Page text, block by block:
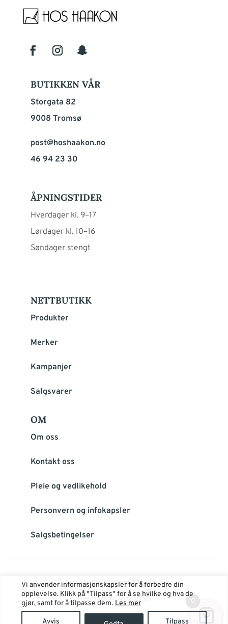
Vi anvender informasjonskapsler for å forbedre din
opplevelse. Klikk på "Tilpass" for å se hvilke og hva de
gjør, samt for å tilpasse dem. Les mer
Tilpass
Avvis
BUTIKKEN VÅR
Storgata 82
9008 Tromsø
post@hoshaakon.no
46 94 23 30
ÅPNINGSTIDER
Hverdager kl. 9–17
Lørdager kl. 10–16
Søndager stengt
NETTBUTIKK
Produkter
Merker
Kampanjer
Salgsvarer
OM
Om oss
Kontakt oss
Pleie og vedlikehold
Personvern og infokapsler
Salgsbetingelser
Organisasjonsnummer 922 106 304
Hos Haakon AS © 2026
0